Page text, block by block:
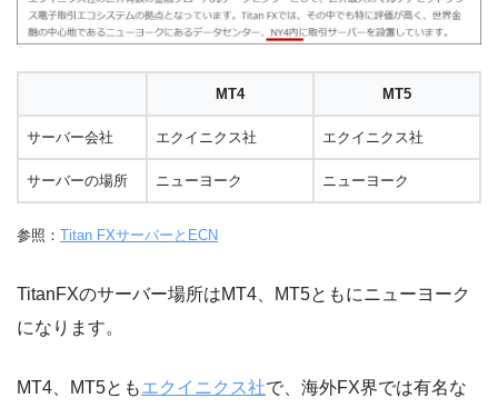
MT4 MT5
サーバー会社 エクイニクス社 エクイニクス社
サーバーの場所 ニューヨーク ニューヨーク
参照： Titan FXサーバーとECN
TitanFXのサーバー場所はMT4、MT5ともにニューヨーク
になります。
MT4、MT5ともエクイニクス社で、海外FX界では有名な